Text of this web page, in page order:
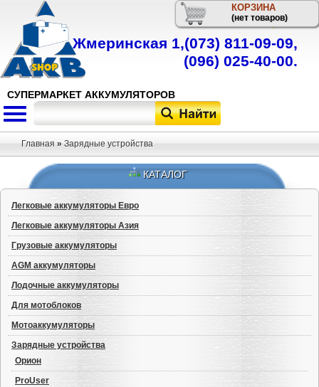
КОРЗИНА
(нет товаров)
СУПЕРМАРКЕТ АККУМУЛЯТОРОВ
Телефон
Жмеринская 1,(073) 811-09-09,
(096) 025-40-00.
Главная » Зарядные устройства
КАТАЛОГ
Легковые аккумуляторы Евро
Легковые аккумуляторы Азия
Грузовые аккумуляторы
AGM аккумуляторы
Лодочные аккумуляторы
Для мотоблоков
Мотоаккумуляторы
Зарядные устройства
Орион
ProUser